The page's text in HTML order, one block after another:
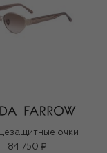
очки
84 750 ₽